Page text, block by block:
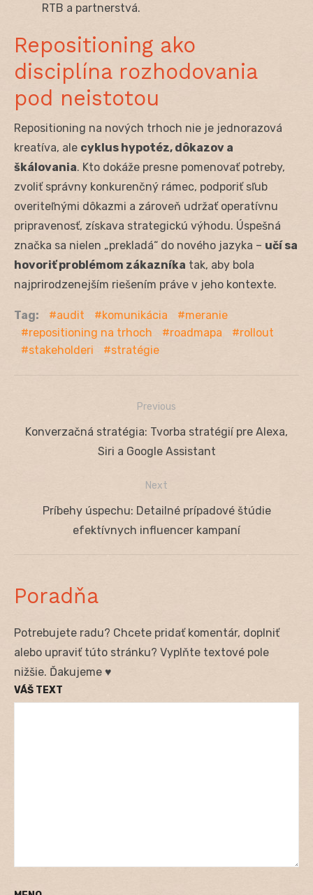
RTB a partnerstvá.
Repositioning ako
disciplína rozhodovania
pod neistotou
Repositioning na nových trhoch nie je jednorazová
kreatíva, ale cyklus hypotéz, dôkazov a
škálovania. Kto dokáže presne pomenovať potreby,
zvoliť správny konkurenčný rámec, podporiť sľub
overiteľnými dôkazmi a zároveň udržať operatívnu
pripravenosť, získava strategickú výhodu. Úspešná
značka sa nielen „prekladá“ do nového jazyka – učí sa
hovoriť problémom zákazníka tak, aby bola
najprirodzenejším riešením práve v jeho kontexte.
Tag: audit komunikácia
meranie
repositioning na trhoch
roadmapa
rollout
stakeholderi
stratégie
Navigácia
Previous
Previous
Konverzačná stratégia: Tvorba stratégií pre Alexa,
Siri a Google Assistant
Next
NextPríbehy úspechu: Detailné prípadové štúdie
efektívnych influencer kampaní
Poradňa
Potrebujete radu? Chcete pridať komentár, doplniť
alebo upraviť túto stránku? Vyplňte textové pole
nižšie. Ďakujeme ♥
VÁŠ TEXT